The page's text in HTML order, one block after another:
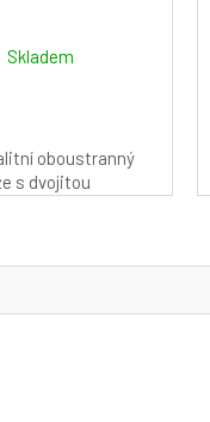
Skladem
oboustranný
s dvojitou